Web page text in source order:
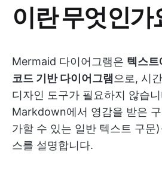
이란 무엇인가
Mermaid 다이어그램은 텍스트
코드 기반 다이어그램 으로, 시
디자인 도구가 필요하지 않습
Markdown에서 영감을 받은
가할 수 있는 일반 텍스트 구문
스를 설명합니다.